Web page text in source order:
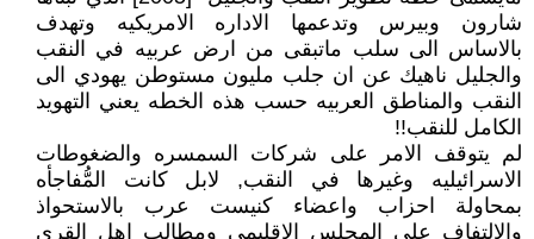
شارون وبيرس وتدعمها الاداره الامريكيه وتهدف
بالاساس الى سلب ماتبقى من ارض عربيه في النقب
والجليل ناهيك عن ان جلب مليون مستوطن يهودي الى
النقب والمناطق العربيه حسب هذه الخطه يعني التهويد
الكامل للنقب!!
لم يتوقف الامر على شركات السمسره والضغوطات
الاسرائيليه وغيرها في النقب, لابل كانت المُّفاجأه
بمحاولة احزاب واعضاء كنيست عرب بالاستحواذ
والالتفاف على المجلس الاقليمي ومطالب اهل القرى